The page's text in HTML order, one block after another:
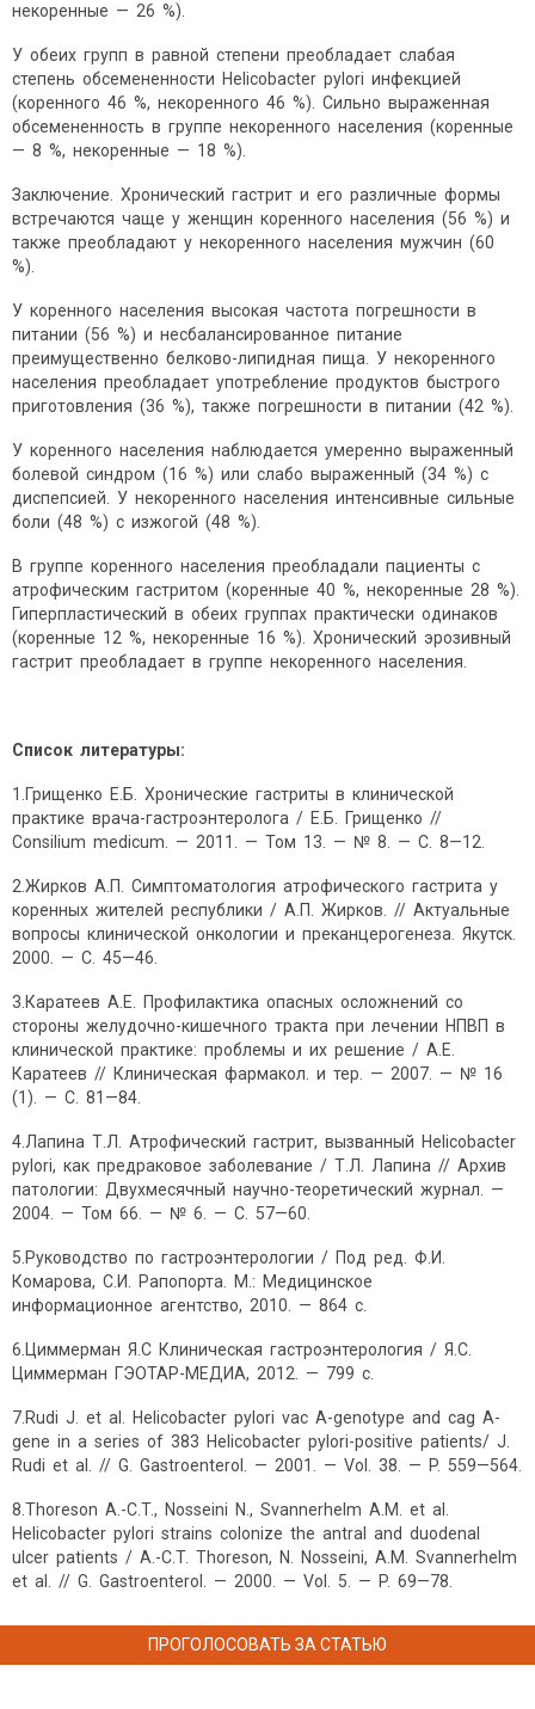
некоренные — 26 %).
У обеих групп в равной степени преобладает слабая
степень обсемененности Нelicobacter pylori инфекцией
(коренного 46 %, некоренного 46 %). Сильно выраженная
обсемененность в группе некоренного населения (коренные
— 8 %, некоренные — 18 %).
Заключение. Хронический гастрит и его различные формы
встречаются чаще у женщин коренного населения (56 %) и
также преобладают у некоренного населения мужчин (60
%).
У коренного населения высокая частота погрешности в
питании (56 %) и несбалансированное питание
преимущественно белково-липидная пища. У некоренного
населения преобладает употребление продуктов быстрого
приготовления (36 %), также погрешности в питании (42 %).
У коренного населения наблюдается умеренно выраженный
болевой синдром (16 %) или слабо выраженный (34 %) с
диспепсией. У некоренного населения интенсивные сильные
боли (48 %) с изжогой (48 %).
В группе коренного населения преобладали пациенты с
атрофическим гастритом (коренные 40 %, некоренные 28 %).
Гиперпластический в обеих группах практически одинаков
(коренные 12 %, некоренные 16 %). Хронический эрозивный
гастрит преобладает в группе некоренного населения.
Список литературы:
1.Грищенко Е.Б. Хронические гастриты в клинической
практике врача-гастроэнтеролога / Е.Б. Грищенко //
Consilium medicum. — 2011. — Toм 13. — № 8. — С. 8—12.
2.Жирков А.П. Симптоматология атрофического гастрита у
коренных жителей республики / А.П. Жирков. // Актуальные
вопросы клинической онкологии и преканцерогенеза. Якутск.
2000. — С. 45—46.
3.Каратеев А.Е. Профилактика опасных осложнений со
стороны желудочно-кишечного тракта при лечении НПВП в
клинической практике: проблемы и их решение / А.Е.
Каратеев // Клиническая фармакол. и тер. — 2007. — № 16
(1). — С. 81—84.
4.Лапина Т.Л. Атрофический гастрит, вызванный Helicobacter
pylori, как предраковое заболевание / Т.Л. Лапина // Архив
патологии: Двухмесячный научно-теоретический журнал. —
2004. — Том 66. — № 6. — С. 57—60.
5.Руководство по гастроэнтерологии / Под ред. Ф.И.
Комарова, С.И. Рапопорта. М.: Медицинское
информационное агентство, 2010. — 864 с.
6.Циммерман Я.С Клиническая гастроэнтерология / Я.С.
Циммерман ГЭОТАР-МЕДИА, 2012. — 799 с.
7.Rudi J. et al. Helicobacter pylori vac A-genotype and cag A-
gene in a series of 383 Helicobacter pylori-positive patients/ J.
Rudi et al. // G. Gastroenterol. — 2001. — Vol. 38. — P. 559—564.
8.Thoreson A.-C.T., Nosseini N., Svannerhelm A.M. et al.
Helicobacter pylori strains colonize the antral and duodenal
ulcer patients / A.-C.T. Thoreson, N. Nosseini, A.M. Svannerhelm
et al. // G. Gastroenterol. — 2000. — Vol. 5. — P. 69—78.
ПРОГОЛОСОВАТЬ ЗА СТАТЬЮ